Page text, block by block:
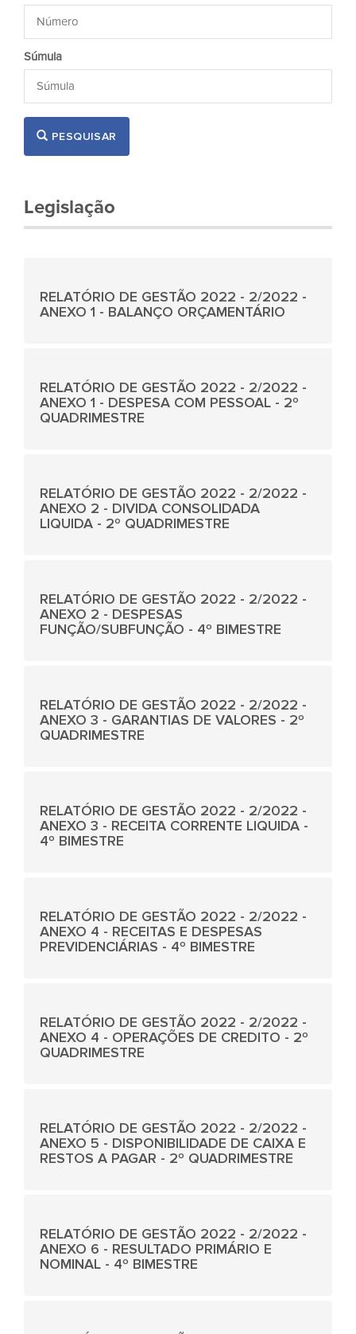
Súmula
PESQUISAR
Legislação
RELATÓRIO DE GESTÃO 2022 - 2/2022 -
ANEXO 1 - BALANÇO ORÇAMENTÁRIO
RELATÓRIO DE GESTÃO 2022 - 2/2022 -
ANEXO 1 - DESPESA COM PESSOAL - 2º
QUADRIMESTRE
RELATÓRIO DE GESTÃO 2022 - 2/2022 -
ANEXO 2 - DIVIDA CONSOLIDADA
LIQUIDA - 2º QUADRIMESTRE
RELATÓRIO DE GESTÃO 2022 - 2/2022 -
ANEXO 2 - DESPESAS
FUNÇÃO/SUBFUNÇÃO - 4º BIMESTRE
RELATÓRIO DE GESTÃO 2022 - 2/2022 -
ANEXO 3 - GARANTIAS DE VALORES - 2º
QUADRIMESTRE
RELATÓRIO DE GESTÃO 2022 - 2/2022 -
ANEXO 3 - RECEITA CORRENTE LIQUIDA -
4º BIMESTRE
RELATÓRIO DE GESTÃO 2022 - 2/2022 -
ANEXO 4 - RECEITAS E DESPESAS
PREVIDENCIÁRIAS - 4º BIMESTRE
RELATÓRIO DE GESTÃO 2022 - 2/2022 -
ANEXO 4 - OPERAÇÕES DE CREDITO - 2º
QUADRIMESTRE
RELATÓRIO DE GESTÃO 2022 - 2/2022 -
ANEXO 5 - DISPONIBILIDADE DE CAIXA E
RESTOS A PAGAR - 2º QUADRIMESTRE
RELATÓRIO DE GESTÃO 2022 - 2/2022 -
ANEXO 6 - RESULTADO PRIMÁRIO E
NOMINAL - 4º BIMESTRE